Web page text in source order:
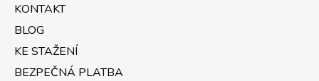
KONTAKT
BLOG
KE STAŽENÍ
BEZPEČNÁ PLATBA